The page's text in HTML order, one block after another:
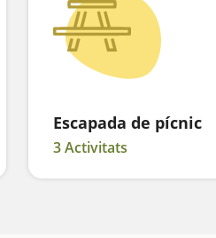
Escapada de pícnic
3 Activitats